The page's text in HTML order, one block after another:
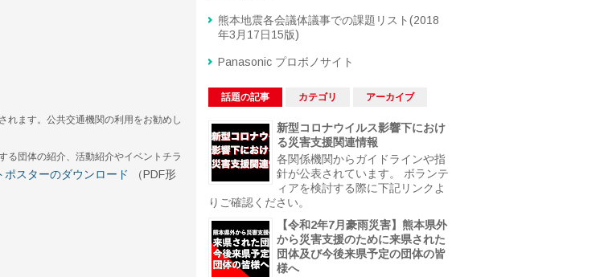
ます。公共交通機関の利用をお勧めし
る団体の紹介、活動紹介やイベントチラ
ポスターのダウンロード
（PDF形
熊本地震各会議体議事での課題リスト(2018
年3月17日15版)
Panasonic プロボノサイト
話題の記事 カテゴリ アーカイブ
新型コロナウイルス影響下におけ
る災害支援関連情報
各関係機関からガイドラインや指
針が公表されています。 ボランテ
ィアを検討する際に下記リンクよ
りご確認ください。
【令和2年7月豪雨災害】熊本県外
から災害支援のために来県された
団体及び今後来県予定の団体の皆
様へ